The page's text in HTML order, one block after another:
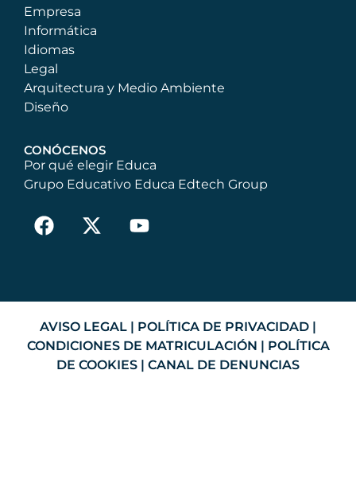
Empresa
Informática
Idiomas
Legal
Arquitectura y Medio Ambiente
Diseño
CONÓCENOS
Por qué elegir Educa
Grupo Educativo Educa Edtech Group
AVISO LEGAL | POLÍTICA DE PRIVACIDAD |
CONDICIONES DE MATRICULACIÓN | POLÍTICA
DE COOKIES | CANAL DE DENUNCIAS